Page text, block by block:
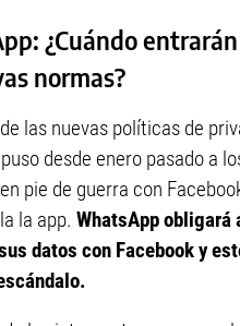
¿Cuándo
normas?
las nuevas políticas de
puso desde enero pasado a
pie de guerra con
la app. WhatsApp obligará
datos con Facebook y